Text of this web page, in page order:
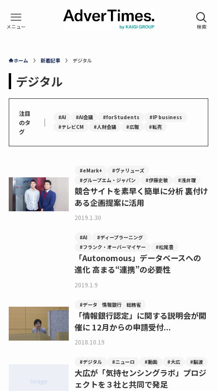
ホーム 新着記事 デジタル
デジタル
注目
のタ
グ
｜ #AI #AI会議 #forStudents
#IP business
#テレビCM
#人財会議 #広報 #転売
#eMark+
#ヴァリューズ
#グループエム・ジャパン
#伊藤史敏 #浅井理
競合サイトを素早く簡単に分析 裏付け
ある企画提案に活用
2019.1.30
#AI
#ディープラーニング
#フランク・オーバーマイヤー
#松尾豊
「Autonomous」データベースへの
進化 高まる“連携”の必要性
2019.1.9
#データ 情報銀行 総務省
「情報銀行認定」に関する説明会が開
催に 12月からの申請受付...
2018.10.19
#デジタル #ニューロ #動画 #大広 #脳波
大広が「気持センシングラボ」プロジ
ェクトを３社と共同で発足